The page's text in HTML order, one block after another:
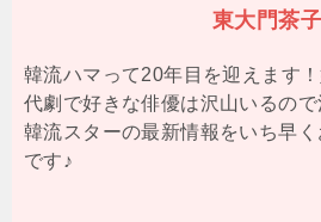
東大門茶子
韓流ハマって20年目を迎えます
代劇で好きな俳優は沢山いるので
韓流スターの最新情報をいち早
です♪